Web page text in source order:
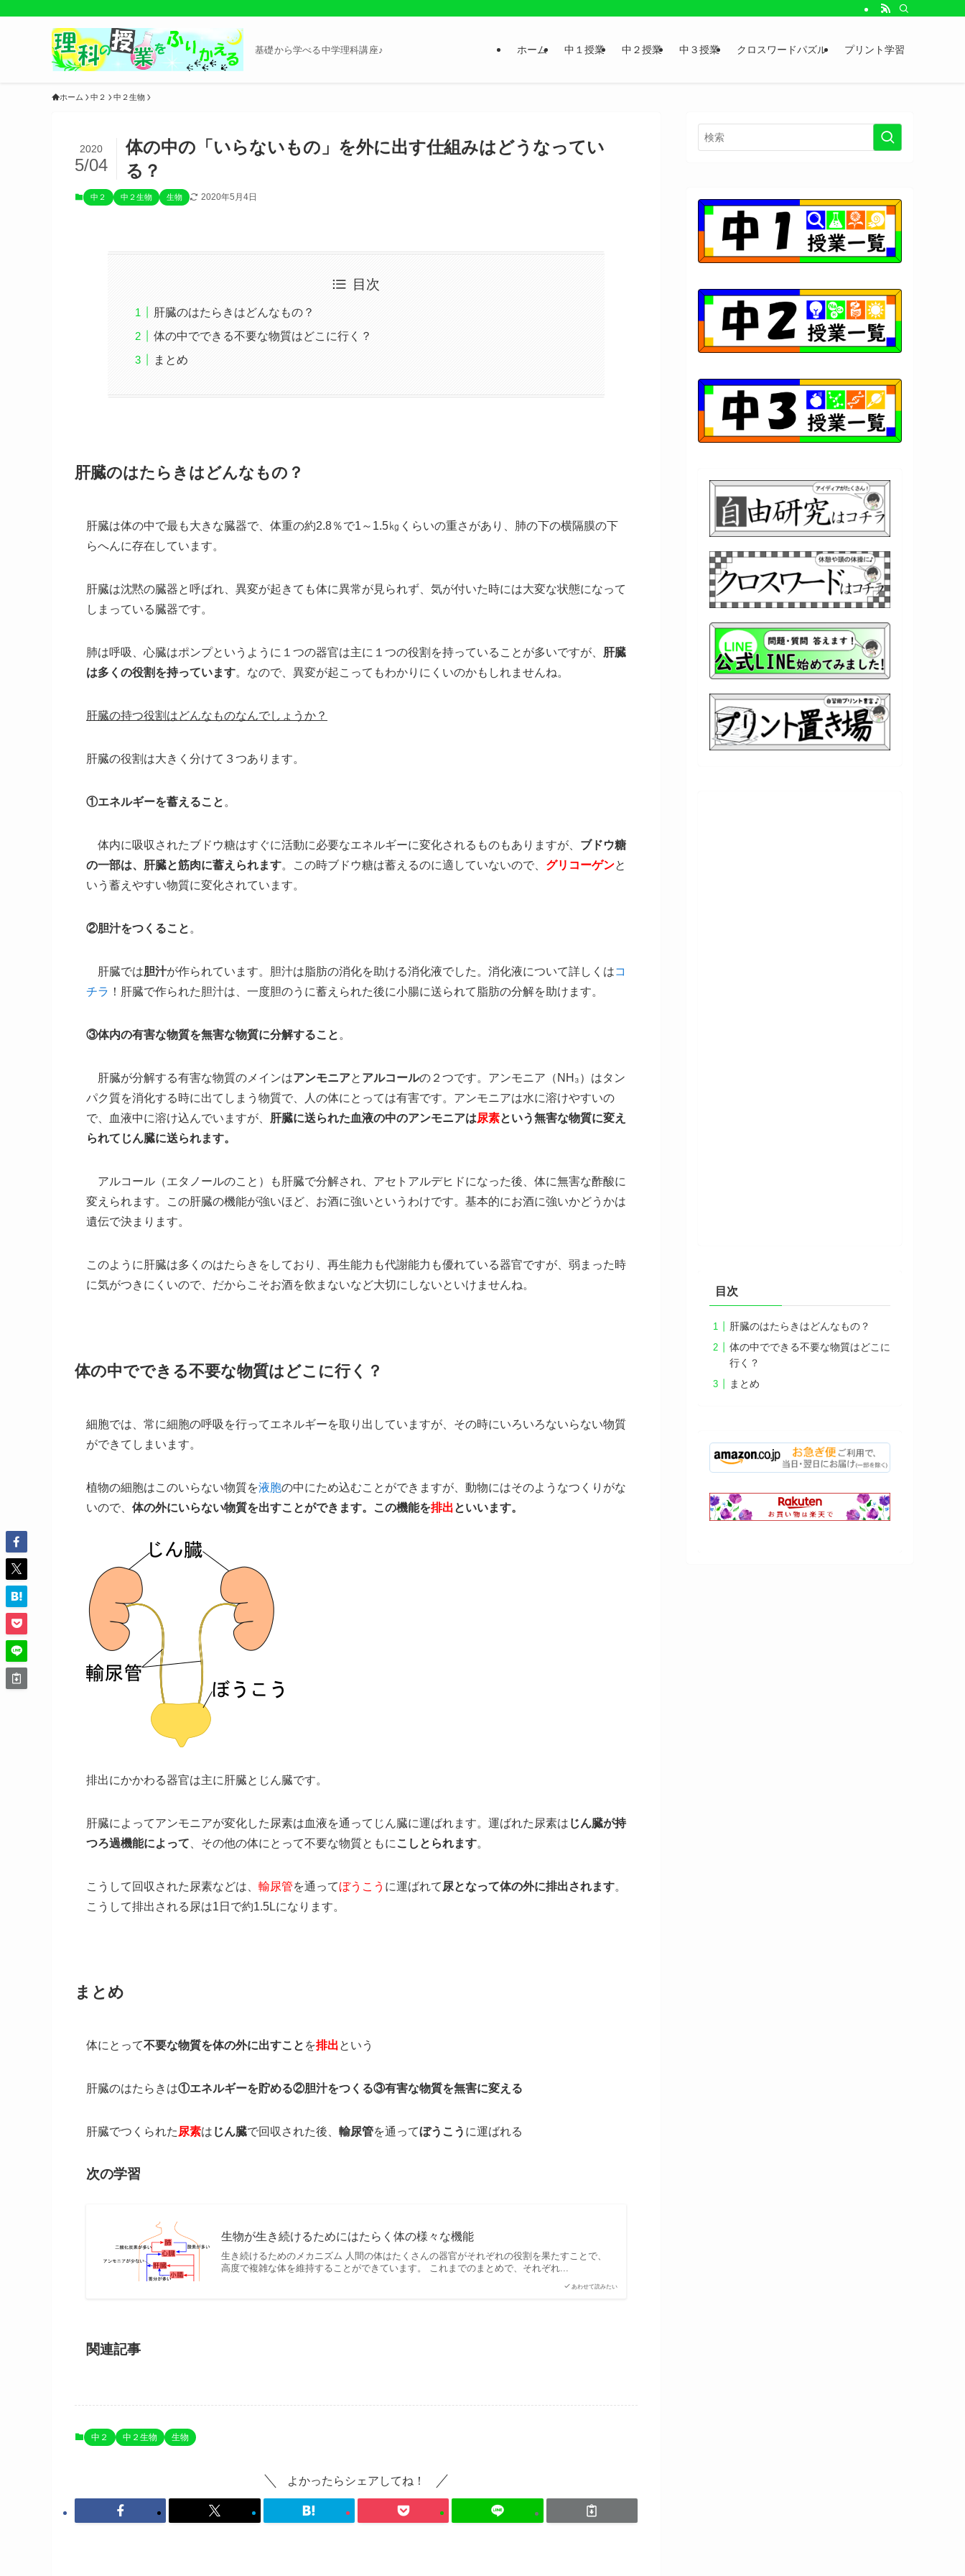
基礎から学べる中学理科講座♪ ホーム 中１授業 中２授業 中３授業 クロスワードパズル プリント学習
ホーム 中２ 中２生物
体の中の「いらないもの」を外に出す仕組みはどうなってい
る？
2020
5/04
中２ 中２生物 生物 2020年5月4日
目次
肝臓のはたらきはどんなもの？
体の中でできる不要な物質はどこに行く？
まとめ
肝臓のはたらきはどんなもの？
肝臓は体の中で最も大きな臓器で、体重の約2.8％で1～1.5㎏くらいの重さがあり、肺の下の横隔膜の下
らへんに存在しています。
肝臓は沈黙の臓器と呼ばれ、異変が起きても体に異常が見られず、気が付いた時には大変な状態になって
しまっている臓器です。
肺は呼吸、心臓はポンプというように１つの器官は主に１つの役割を持っていることが多いですが、 肝臓
は多くの役割を持っています。なので、異変が起こってもわかりにくいのかもしれませんね。
肝臓の持つ役割はどんなものなんでしょうか？
肝臓の役割は大きく分けて３つあります。
①エネルギーを蓄えること 。
体内に吸収されたブドウ糖はすぐに活動に必要なエネルギーに変化されるものもありますが、 ブドウ糖
の一部は、肝臓と筋肉に蓄えられます。この時ブドウ糖は蓄えるのに適していないので、 グリコーゲンと
いう蓄えやすい物質に変化されています。
②胆汁をつくること 。
肝臓では胆汁が作られています。胆汁は脂肪の消化を助ける消化液でした。消化液について詳しくはコ
チラ ！肝臓で作られた胆汁は、一度胆のうに蓄えられた後に小腸に送られて脂肪の分解を助けます。
③体内の有害な物質を無害な物質に分解すること 。
肝臓が分解する有害な物質のメインはアンモニアと アルコールの２つです。アンモニア（NH₃）はタン
パク質を消化する時に出てしまう物質で、人の体にとっては有害です。アンモニアは水に溶けやすいの
で、血液中に溶け込んでいますが、 肝臓に送られた血液の中のアンモニアは尿素という無害な物質に変え
られてじん臓に送られます。
アルコール（エタノールのこと）も肝臓で分解され、アセトアルデヒドになった後、体に無害な酢酸に
変えられます。この肝臓の機能が強いほど、お酒に強いというわけです。基本的にお酒に強いかどうかは
遺伝で決まります。
このように肝臓は多くのはたらきをしており、再生能力も代謝能力も優れている器官ですが、弱まった時
に気がつきにくいので、だからこそお酒を飲まないなど大切にしないといけませんね。
体の中でできる不要な物質はどこに行く？
細胞では、常に細胞の呼吸を行ってエネルギーを取り出していますが、その時にいろいろないらない物質
ができてしまいます。
植物の細胞はこのいらない物質を液胞の中にため込むことができますが、動物にはそのようなつくりがな
いので、 体の外にいらない物質を出すことができます。この機能を排出といいます。
排出にかかわる器官は主に肝臓とじん臓です。
肝臓によってアンモニアが変化した尿素は血液を通ってじん臓に運ばれます。運ばれた尿素は じん臓が持
つろ過機能によって 、その他の体にとって不要な物質ともに こしとられます。
こうして回収された尿素などは、 輸尿管を通ってぼうこう に運ばれて 尿となって体の外に排出されます。
こうして排出される尿は1日で約1.5Lになります。
まとめ
体にとって不要な物質を体の外に出すこと を排出という
肝臓のはたらきは①エネルギーを貯める②胆汁をつくる③有害な物質を無害に変える
肝臓でつくられた 尿素は じん臓で回収された後、 輸尿管を通ってぼうこう に運ばれる
次の学習
あわせて読みたい
生物が生き続けるためにはたらく体の様々な機能
生き続けるためのメカニズム 人間の体はたくさんの器官がそれぞれの役割を果たすことで、
高度で複雑な体を維持することができています。 これまでのまとめで、それぞれ...
関連記事
中２ 中２生物 生物
よかったらシェアしてね！
目次
肝臓のはたらきはどんなもの？
体の中でできる不要な物質はどこに
行く？
まとめ